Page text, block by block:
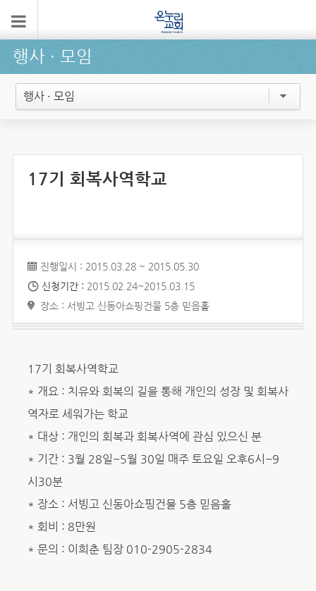
행사 ∙ 모임
행사 · 모임
17기 회복사역학교
진행일시 : 2015.03.28 ~ 2015.05.30
신청기간 : 2015.02.24~2015.03.15
장소 : 서빙고 신동아쇼핑건물 5층 믿음홀
17기 회복사역학교
* 개요 : 치유와 회복의 길을 통해 개인의 성장 및 회복사
역자로 세워가는 학교
* 대상 : 개인의 회복과 회복사역에 관심 있으신 분
* 기간 : 3월 28일~5월 30일 매주 토요일 오후6시~9
시30분
* 장소 : 서빙고 신동아쇼핑건물 5층 믿음홀
* 회비 : 8만원
* 문의 : 이희춘 팀장 010-2905-2834